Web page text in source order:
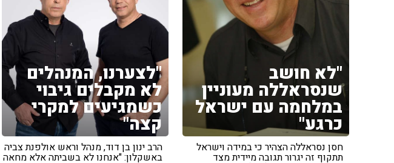
"לא חושב
שנסראללה מעוניין
במלחמה עם ישראל
כרגע"
חסן נסראללה הצהיר כי במידה וישראל
תתקוף זה יגרור תגובה מיידית מצד
"לצערנו, המנהלים
לא מקבלים גיבוי
כשמגיעים למקרי
קצה"
הרב ינון בן דוד, מנהל וראש אולפנת צביה
באשקלון: "אנחנו לא בשביתה אלא מחאה